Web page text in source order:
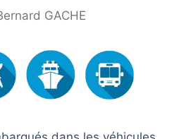
GACHE